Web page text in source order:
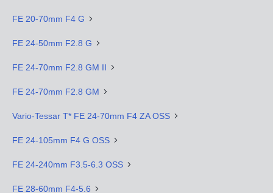
FE 20-70mm F4 G
FE 24-50mm F2.8 G
FE 24-70mm F2.8 GM II
FE 24-70mm F2.8 GM
Vario-Tessar T* FE 24-70mm F4 ZA OSS
FE 24-105mm F4 G OSS
FE 24-240mm F3.5-6.3 OSS
FE 28-60mm F4-5.6